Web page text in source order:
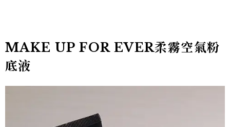
MAKE UP FOR EVER柔霧空氣粉
底液